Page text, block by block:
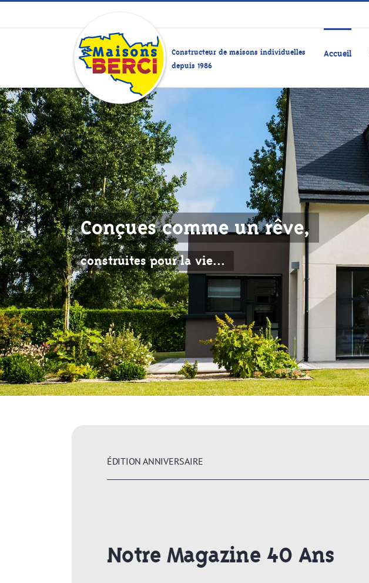
Passer
contenu
Accueil
Constructeur de maisons individuelles
depuis 1986
Conçues comme un rêve,
construites pour la vie...
ÉDITION ANNIVERSAIRE
Notre Magazine 40 Ans